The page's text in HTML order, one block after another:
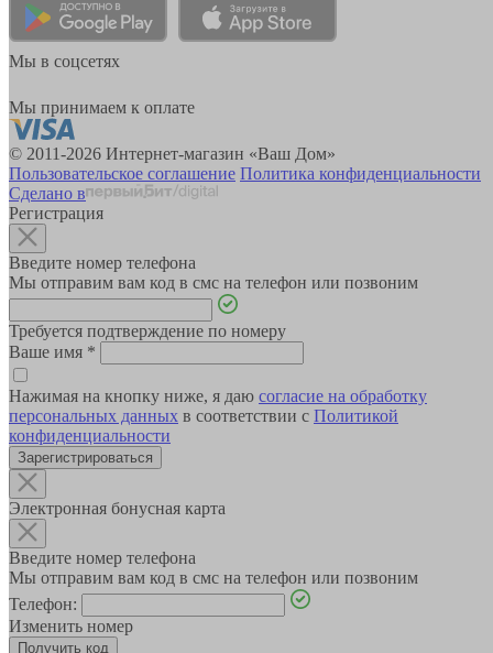
Мы в соцсетях
Мы принимаем к оплате
© 2011-2026 Интернет-магазин «Ваш Дом»
Пользовательское соглашение Политика конфиденциальности
Сделано в
Регистрация
Введите номер телефона
Мы отправим вам код в смс на телефон или позвоним
Требуется подтверждение по номеру
Ваше имя *
Нажимая на кнопку ниже, я даю согласие на обработку
персональных данных в соответствии с Политикой
конфиденциальности
Зарегистрироваться
Электронная бонусная карта
Введите номер телефона
Мы отправим вам код в смс на телефон или позвоним
Телефон:
Изменить номер